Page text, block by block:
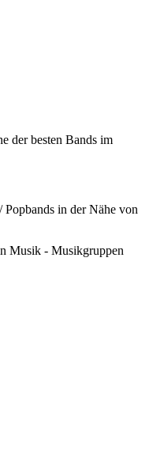
der besten Bands im
in der Nähe von
Musik - Musikgruppen